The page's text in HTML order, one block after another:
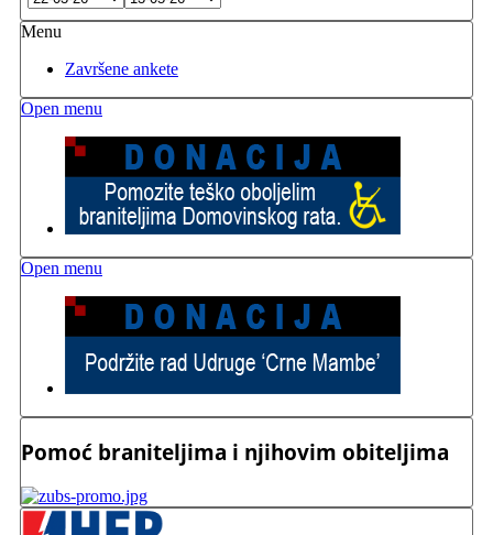
Menu
Završene ankete
Open menu
Open menu
Pomoć braniteljima i njihovim obiteljima